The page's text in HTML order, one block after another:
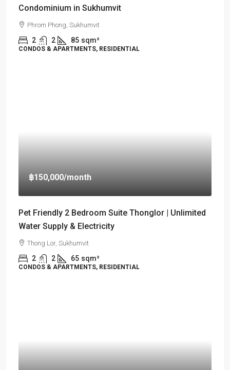
Condominium in Sukhumvit
Phrom Phong, Sukhumvit
2 2 85 sqm²
CONDOS & APARTMENTS, RESIDENTIAL
฿150,000/month
Pet Friendly 2 Bedroom Suite Thonglor | Unlimited
Water Supply & Electricity
Thong Lor, Sukhumvit
2 2 65 sqm²
CONDOS & APARTMENTS, RESIDENTIAL